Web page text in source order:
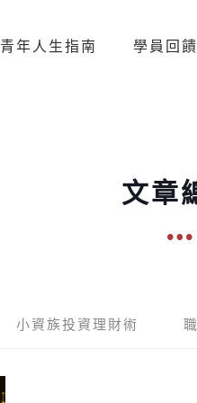
青年人生指南 學員回饋
文章
小資族投資理財術